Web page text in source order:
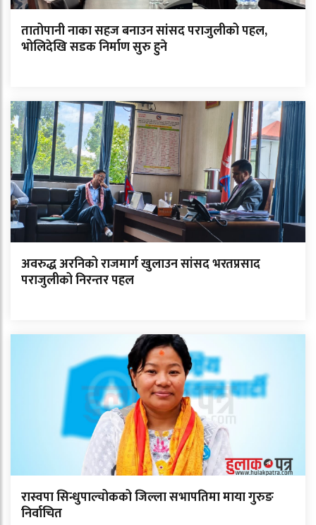
तातोपानी नाका सहज बनाउन सांसद पराजुलीको पहल,
भोलिदेखि सडक निर्माण सुरु हुने
अवरुद्ध अरनिको राजमार्ग खुलाउन सांसद भरतप्रसाद
पराजुलीको निरन्तर पहल
रास्वपा सिन्धुपाल्चोकको जिल्ला सभापतिमा माया गुरुङ
निर्वाचित